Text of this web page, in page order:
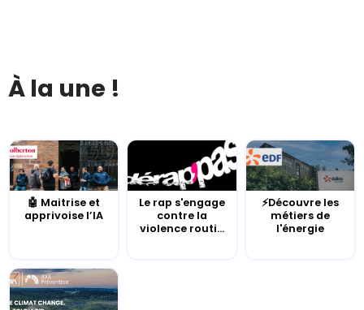
À la une !
🤖 Maitrise et
apprivoise l’IA
Le rap s'engage
contre la
violence routi...
⚡Découvre les
métiers de
l'énergie